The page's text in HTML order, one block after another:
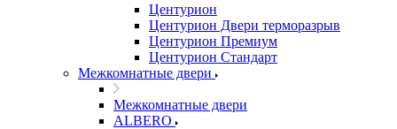
Центурион
Центурион Двери терморазрыв
Центурион Премиум
Центурион Стандарт
Межкомнатные двери
Межкомнатные двери
ALBERO